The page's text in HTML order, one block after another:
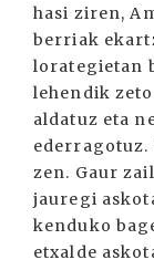
hasi ziren,
berriak
lorategietan
lehendik
aldatuz eta
ederragotuz.
zen. Gaur
jauregi
kenduko
etxalde